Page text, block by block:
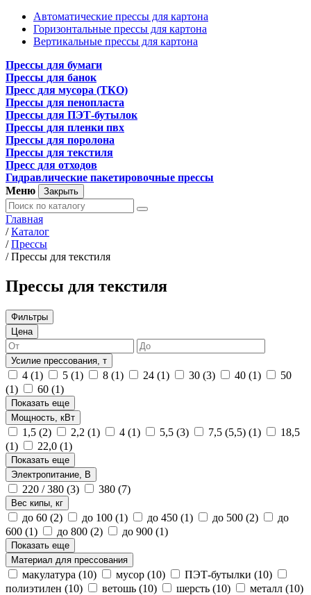
Автоматические прессы для картона
Горизонтальные прессы для картона
Вертикальные прессы для картона
Прессы для бумаги
Прессы для банок
Пресс для мусора (ТКО)
Прессы для пенопласта
Прессы для ПЭТ-бутылок
Прессы для пленки пвх
Прессы для поролона
Прессы для текстиля
Пресс для отходов
Гидравлические пакетировочные прессы
Меню
Закрыть
Главная
/ Каталог
/ Прессы
/ Прессы для текстиля
Прессы для текстиля
Фильтры
Цена
Усилие прессования, т
4 (1) 5 (1) 8 (1) 24 (1) 30 (3) 40 (1)
50
(1)
60 (1)
Показать еще
Мощность, кВт
1,5 (2) 2,2 (1) 4 (1) 5,5 (3) 7,5 (5,5) (1)
18,5
(1)
22,0 (1)
Показать еще
Электропитание, В
220 / 380 (3) 380 (7)
Вес кипы, кг
до 60 (2) до 100 (1) до 450 (1) до 500 (2)
до
600 (1) до 800 (2) до 900 (1)
Показать еще
Материал для прессования
макулатура (10) мусор (10) ПЭТ-бутылки (10)
полиэтилен (10) ветошь (10) шерсть (10) металл (10)